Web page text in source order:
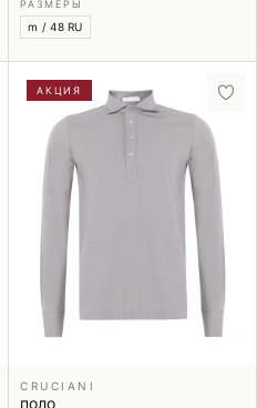
РАЗМЕРЫ
m / 48 RU
АКЦИЯ
CRUCIANI
поло